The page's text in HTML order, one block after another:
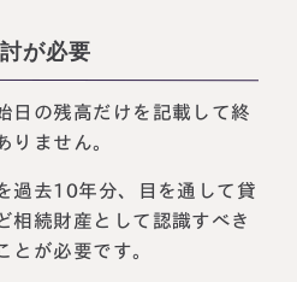
が必要
日の残高だけを記載して終
りません。
過去10年分、目を通して貸
相続財産として認識すべき
とが必要です。